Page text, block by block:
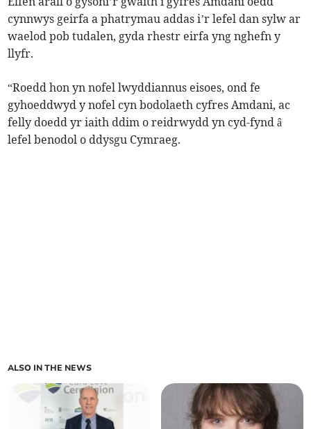
cynnwys geirfa a phatrymau addas i’r lefel dan sylw ar
waelod pob tudalen, gyda rhestr eirfa yng nghefn y
llyfr.
“Roedd hon yn nofel lwyddiannus eisoes, ond fe
gyhoeddwyd y nofel cyn bodolaeth cyfres Amdani, ac
felly doedd yr iaith ddim o reidrwydd yn cyd-fynd â
lefel benodol o ddysgu Cymraeg.
ALSO IN THE NEWS